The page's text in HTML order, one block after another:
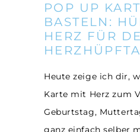
POP UP
BASTELN:
HERZ FÜR
Heute zeige ich dir,
Karte mit Herz zum
Geburtstag,
ganz einfach selber